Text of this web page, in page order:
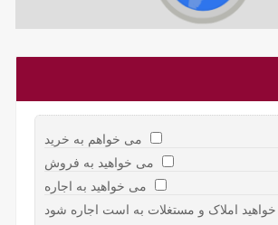
می خواهم به خرید
می خواهید به فروش
می خواهید به اجاره
خواهید املاک و مستغلات به است اجاره شود